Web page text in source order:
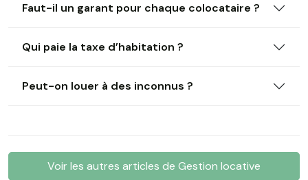
Faut-il un garant pour chaque colocataire ?
Qui paie la taxe d’habitation ?
Peut-on louer à des inconnus ?
Voir les autres articles de Gestion locative